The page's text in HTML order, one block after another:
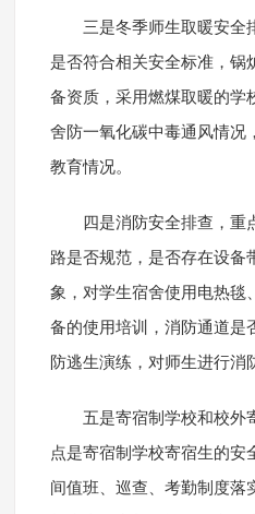
三是冬季师生取暖安全
是否符合相关安全标准，锅
备资质，采用燃煤取暖的学
舍防一氧化碳中毒通风情况
教育情况。
四是消防安全排查，重
路是否规范，是否存在设备
象，对学生宿舍使用电热毯
备的使用培训，消防通道是
防逃生演练，对师生进行消
五是寄宿制学校和校外
点是寄宿制学校寄宿生的安
间值班、巡查、考勤制度落